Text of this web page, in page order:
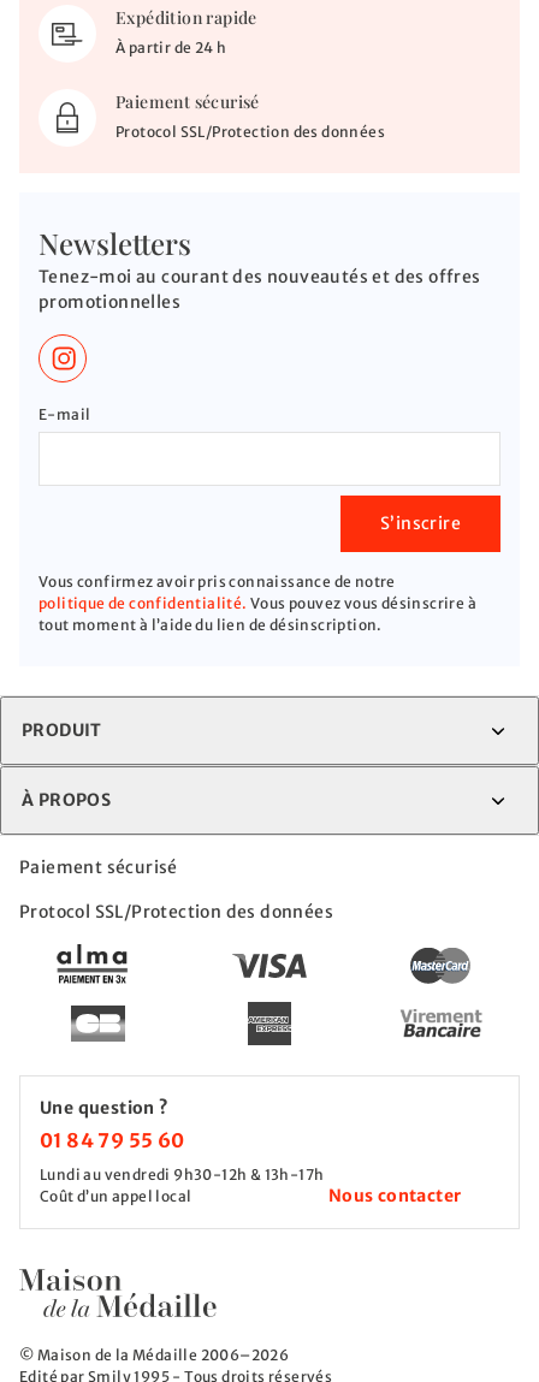
Expédition rapide
À partir de 24 h
Paiement sécurisé
Protocol SSL/Protection des données
Newsletters
Tenez-moi au courant des nouveautés et des offres
promotionnelles
E-mail
S’inscrire
Vous confirmez avoir pris connaissance de notre
politique de confidentialité. Vous pouvez vous désinscrire à
tout moment à l’aide du lien de désinscription.
© Maison de la Médaille 2006–2026
Edité par Smily 1995 - Tous droits réservés
PRODUIT
À PROPOS
Paiement sécurisé
Protocol SSL/Protection des données
Une question ?
01 84 79 55 60
Lundi au vendredi 9h30-12h & 13h-17h
Coût d’un appel local
Nous contacter